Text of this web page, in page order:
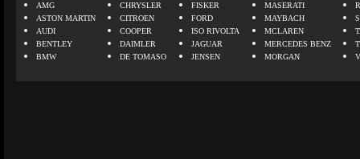
AMG
ASTON MARTIN
AUDI
BENTLEY
BMW
CHRYSLER
CITROEN
COOPER
DAIMLER
DE TOMASO
FISKER
FORD
ISO RIVOLTA
JAGUAR
JENSEN
MASERATI
MAYBACH
MCLAREN
MERCEDES BENZ
MORGAN